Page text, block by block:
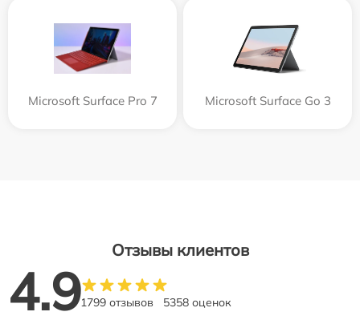
Microsoft Surface Pro 7 Microsoft Surface Go 3
Отзывы клиентов
4.91799 отзывов 5358 оценок